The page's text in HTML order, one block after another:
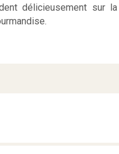
délicieusement sur